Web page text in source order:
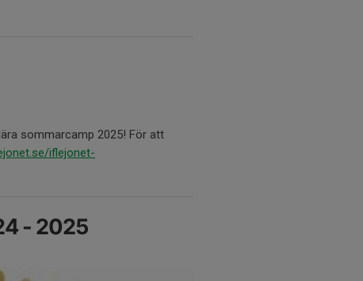
sommarcamp 2025! För att
iflejonet-
- 2025